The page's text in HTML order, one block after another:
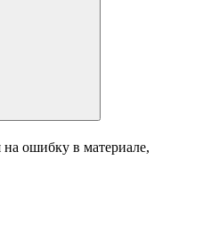
ошибку в материале,